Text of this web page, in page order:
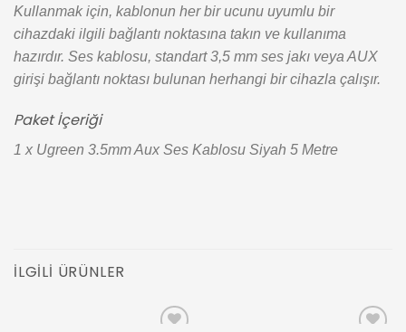
Kullanmak için, kablonun her bir ucunu uyumlu bir
cihazdaki ilgili bağlantı noktasına takın ve kullanıma
hazırdır. Ses kablosu, standart 3,5 mm ses jakı veya AUX
girişi bağlantı noktası bulunan herhangi bir cihazla çalışır.
Paket İçeriği
1 x Ugreen 3.5mm Aux Ses Kablosu Siyah 5 Metre
İLGILI ÜRÜNLER